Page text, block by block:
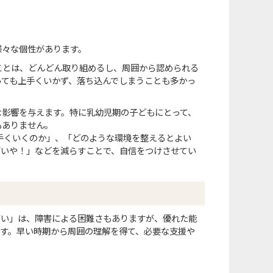
な個性があります。
は、どんどん取り組めるし、周囲から認められる
も上手くいかず、落ち込んでしまうことも多かっ
を与えます。特に乳幼児期の子どもにとって、
りません。
いくのか」、「どのような環境を整えるとよい
や！」などを減らすことで、自信をつけさせてい
」は、障害による困難さもありますが、優れた能
。早い時期から周囲の理解を得て、必要な支援や